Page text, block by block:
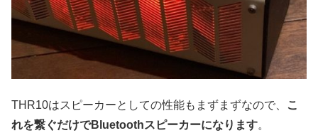
THR10はスピーカーとしての性能もまずまずなので、
こ
れを繋ぐだけでBluetoothスピーカーになります。